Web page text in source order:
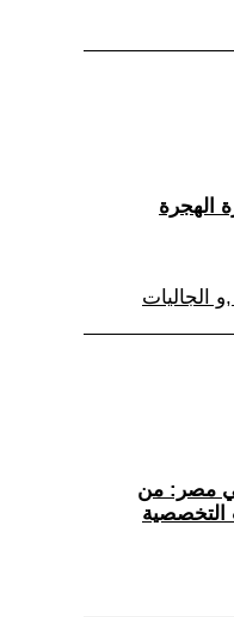
الهجرة
الجاليات
في مصر: من
التخصصية